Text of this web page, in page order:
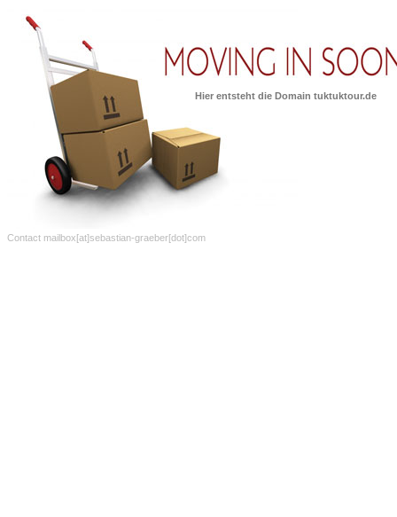
Hier entsteht die Domain tuktuktour.de
Contact mailbox[at]sebastian-graeber[dot]com